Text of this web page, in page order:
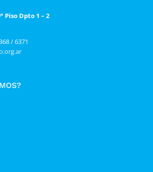
Piso Dpto 1 – 2
/ 6371